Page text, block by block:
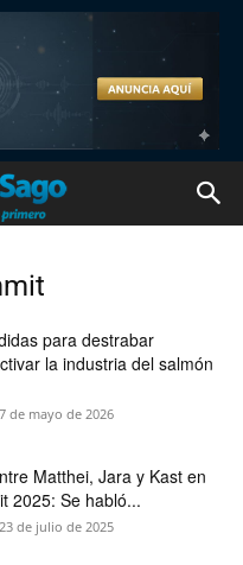
para destrabar
la industria del salmón
7 de mayo de 2026
Matthei, Jara y Kast en
2025: Se habló...
23 de julio de 2025